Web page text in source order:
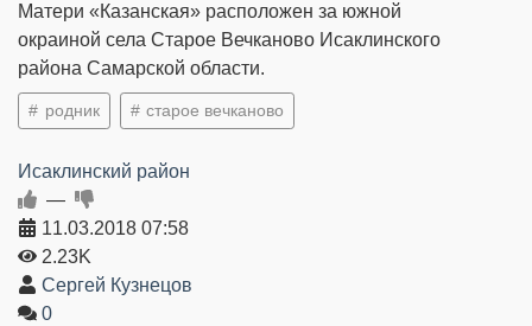
Матери «Казанская» расположен за южной
окраиной села Старое Вечканово Исаклинского
района Самарской области.
родник старое вечканово
Исаклинский район
—
11.03.2018 07:58
2.23K
Сергей Кузнецов
0